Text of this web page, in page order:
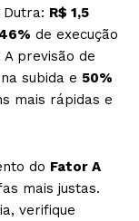
R$ 1,5
46% de execução
previsão de
na subida e 50%
mais rápidas e
do Fator A
mais justas.
verifique